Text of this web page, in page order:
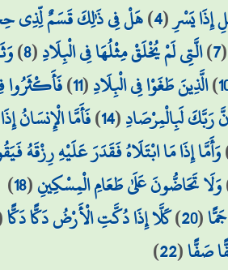
إِذَا يَسْرِ(
4
)هَلْ فِي ذَٰلِكَ قَسَمٌ لِّذِي
7
)الَّتِي لَمْ يُخْلَقْ مِثْلُهَا فِي الْبِلَادِ(
8
)
)الَّذِينَ طَغَوْا فِي الْبِلَادِ(
11
)فَأَكْثَرُوا
رَبَّكَ لَبِالْمِرْصَادِ(
14
)فَأَمَّا الْإِنسَانُ
وَأَمَّا إِذَا مَا ابْتَلَاهُ فَقَدَرَ عَلَيْهِ رِزْقَهُ
وَلَا تَحَاضُّونَ عَلَىٰ طَعَامِ الْمِسْكِينِ(
18
)
(
20
)كَلَّا إِذَا دُكَّتِ الْأَرْضُ دَكًّا دَكًّا
صَفًّا(
22
)